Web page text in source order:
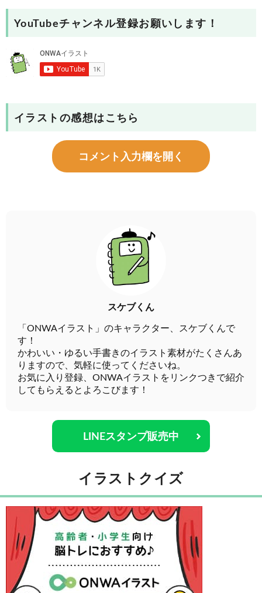
YouTubeチャンネル登録お願いします！
イラストの感想はこちら
コメント入力欄を開く
スケブくん
「ONWAイラスト」のキャラクター、スケブくんで
す！
かわいい・ゆるい手書きのイラスト素材がたくさんあ
りますので、気軽に使ってくださいね。
お気に入り登録、ONWAイラストをリンクつきで紹介
してもらえるとよろこびます！
LINEスタンプ販売中
イラストクイズ